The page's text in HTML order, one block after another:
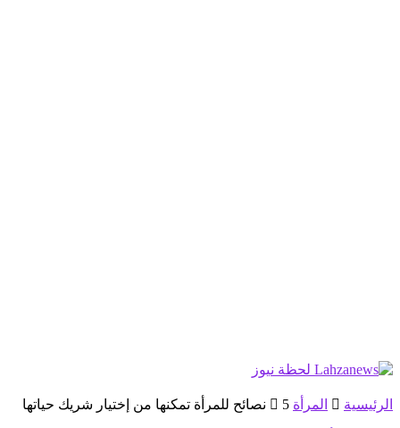
الرئيسية المرأة 5 نصائح للمرأة تمكنها من إختيار شريك حياتها